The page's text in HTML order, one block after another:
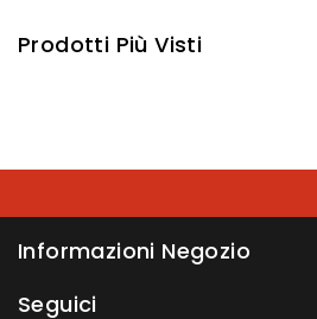
Prodotti Più Visti
Informazioni Negozio
Seguici